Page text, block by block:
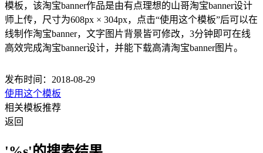
模板，该淘宝banner作品是由有点理想的山哥淘宝banner设计
师上传，尺寸为608px × 304px，点击“使用这个模板”后可以在
线制作淘宝banner，文字图片背景皆可修改，3分钟即可在线
高效完成淘宝banner设计，并能下载高清淘宝banner图片。
发布时间：2018-08-29
使用这个模板
相关模板推荐
返回